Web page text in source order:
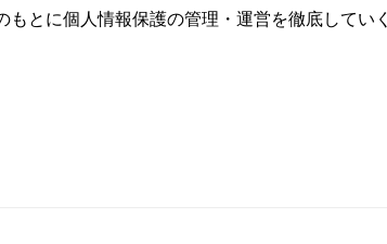
とに個人情報保護の管理・運営を徹底して